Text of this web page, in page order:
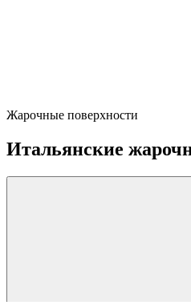
Жарочные поверхности
Итальянские